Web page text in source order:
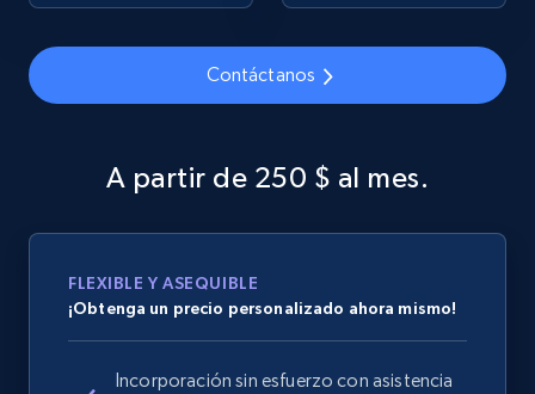
and more.
355+ Comenzar ahora
Home Depot US - Discover products by
Sku, Product id, Product name, Manufacturer,
and more.
2.1K+ 355+ Comenzar ahora
Contáctanos
A partir de 250 $ al mes.
FLEXIBLE Y ASEQUIBLE
¡Obtenga un precio personalizado ahora mismo!
Incorporación sin esfuerzo con asistencia